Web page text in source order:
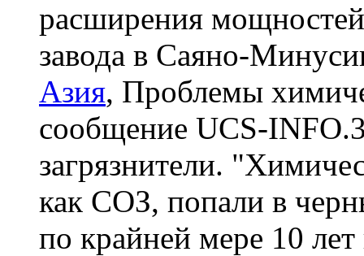
расширения
завода в Саяно-
Азия, Проблемы
сообщение UCS-
загрязнители.
как СОЗ, попали в
по крайней мере 10